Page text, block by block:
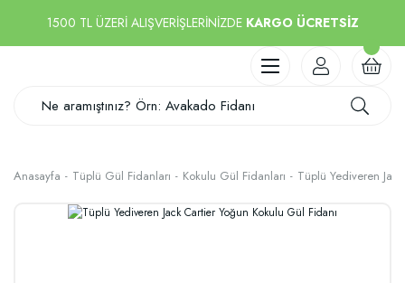
1500 TL ÜZERİ ALIŞVERİŞLERİNİZDE KARGO ÜCRETSİZ
Anasayfa Tüplü Gül Fidanları Kokulu Gül Fidanları Tüplü Yediveren